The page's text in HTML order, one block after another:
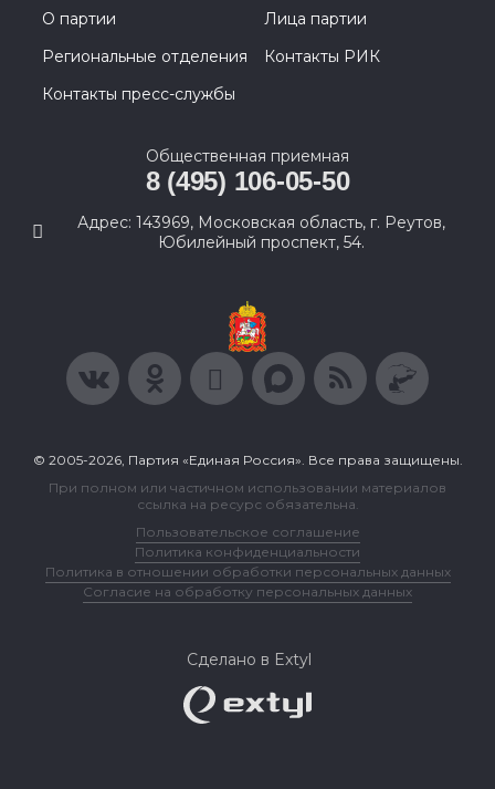
О партии
Лица партии
Региональные отделения
Контакты РИК
Контакты пресс-службы
Общественная приемная
8 (495) 106-05-50
Адрес: 143969, Московская область, г. Реутов,
Юбилейный проспект, 54.
© 2005-2026, Партия «Единая Россия». Все права защищены.
При полном или частичном использовании материалов
ссылка на ресурс обязательна.
Пользовательское соглашение
Политика конфиденциальности
Политика в отношении обработки персональных данных
Согласие на обработку персональных данных
Сделано в Extyl